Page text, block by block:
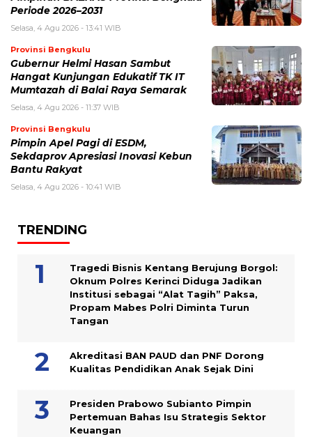
Periode 2026–2031
Selasa, 4 Agu 2026 - 13:41 WIB
Provinsi Bengkulu
Gubernur Helmi Hasan Sambut
Hangat Kunjungan Edukatif TK IT
Mumtazah di Balai Raya Semarak
Selasa, 4 Agu 2026 - 11:37 WIB
Provinsi Bengkulu
Pimpin Apel Pagi di ESDM,
Sekdaprov Apresiasi Inovasi Kebun
Bantu Rakyat
Selasa, 4 Agu 2026 - 10:41 WIB
TRENDING
Tragedi Bisnis Kentang Berujung Borgol:
Oknum Polres Kerinci Diduga Jadikan
Institusi sebagai “Alat Tagih” Paksa,
Propam Mabes Polri Diminta Turun
Tangan
Akreditasi BAN PAUD dan PNF Dorong
Kualitas Pendidikan Anak Sejak Dini
Presiden Prabowo Subianto Pimpin
Pertemuan Bahas Isu Strategis Sektor
Keuangan